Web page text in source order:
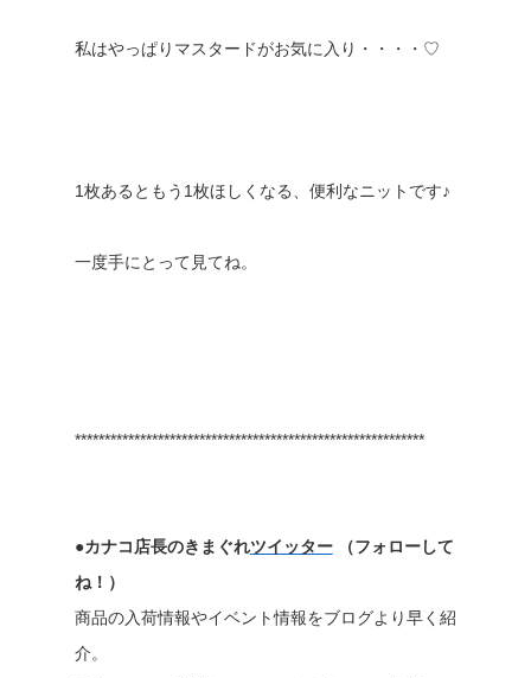
私はやっぱりマスタードがお気に入り・・・・♡
1枚あるともう1枚ほしくなる、便利なニットです♪
一度手にとって見てね。
***********************************************************
●カナコ店長のきまぐれツイッター
（フォローして
ね！）
商品の入荷情報やイベント情報をブログより早く紹
介。